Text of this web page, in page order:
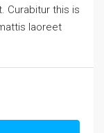
Curabitur this is
laoreet